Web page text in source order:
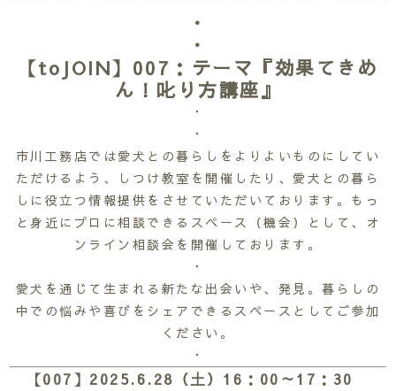
・
・
【toJOIN】007：テーマ『効果てきめ
ん！叱り方講座』
・
・
市川工務店では愛犬との暮らしをよりよいものにしてい
ただけるよう、しつけ教室を開催したり、愛犬との暮ら
しに役立つ情報提供をさせていただいております。もっ
と身近にプロに相談できるスペース（機会）として、オ
ンライン相談会を開催しております。
・
愛犬を通じて生まれる新たな出会いや、発見。暮らしの
中での悩みや喜びをシェアできるスペースとしてご参加
ください。
・
【007】2025.6.28（土）16：00～17：30